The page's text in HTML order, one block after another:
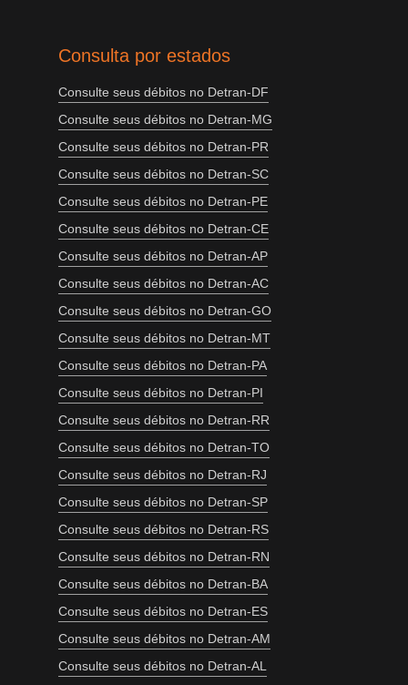
Consulta por estados
Consulte seus débitos no Detran-DF
Consulte seus débitos no Detran-MG
Consulte seus débitos no Detran-PR
Consulte seus débitos no Detran-SC
Consulte seus débitos no Detran-PE
Consulte seus débitos no Detran-CE
Consulte seus débitos no Detran-AP
Consulte seus débitos no Detran-AC
Consulte seus débitos no Detran-GO
Consulte seus débitos no Detran-MT
Consulte seus débitos no Detran-PA
Consulte seus débitos no Detran-PI
Consulte seus débitos no Detran-RR
Consulte seus débitos no Detran-TO
Consulte seus débitos no Detran-RJ
Consulte seus débitos no Detran-SP
Consulte seus débitos no Detran-RS
Consulte seus débitos no Detran-RN
Consulte seus débitos no Detran-BA
Consulte seus débitos no Detran-ES
Consulte seus débitos no Detran-AM
Consulte seus débitos no Detran-AL